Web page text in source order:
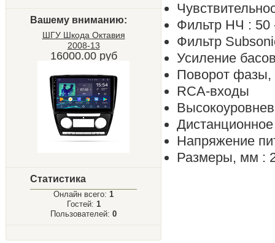
Вашему вниманию:
ШГУ Шкода Октавия
2008-13
16000.00 руб
Статистика
Онлайн всего: 1
Гостей: 1
Пользователей: 0
Фильтр НЧ : 50
Фильтр
Усиление
Поворот фазы,
RCA-входы
Напряжение
Размеры, мм :